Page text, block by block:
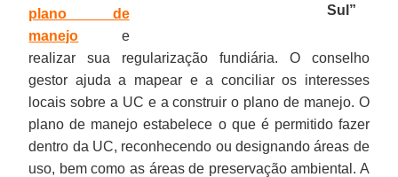
Sul”
plano de
manejo e
realizar sua regularização fundiária. O conselho
gestor ajuda a mapear e a conciliar os interesses
locais sobre a UC e a construir o plano de manejo. O
plano de manejo estabelece o que é permitido fazer
dentro da UC, reconhecendo ou designando áreas de
uso, bem como as áreas de preservação ambiental. A